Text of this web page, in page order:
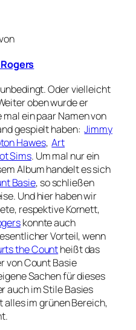
Oder vielleicht
oben wurde er
ein paar Namen von
gespielt haben:Jimmy
Hawes,Art
Sims. Um mal nur ein
Album handelt es sich
Basie, so schließen
Und hier haben wir
respektive Kornett,
konnte auch
Vorteil, wenn
the Countheißt das
von Count Basie
Sachen für dieses
auch im Stile Basies
alles im grünen Bereich,